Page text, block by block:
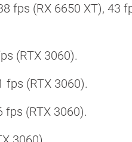
fps (RX 6650 XT), 43
(RTX 3060).
fps (RTX 3060).
fps (RTX 3060).